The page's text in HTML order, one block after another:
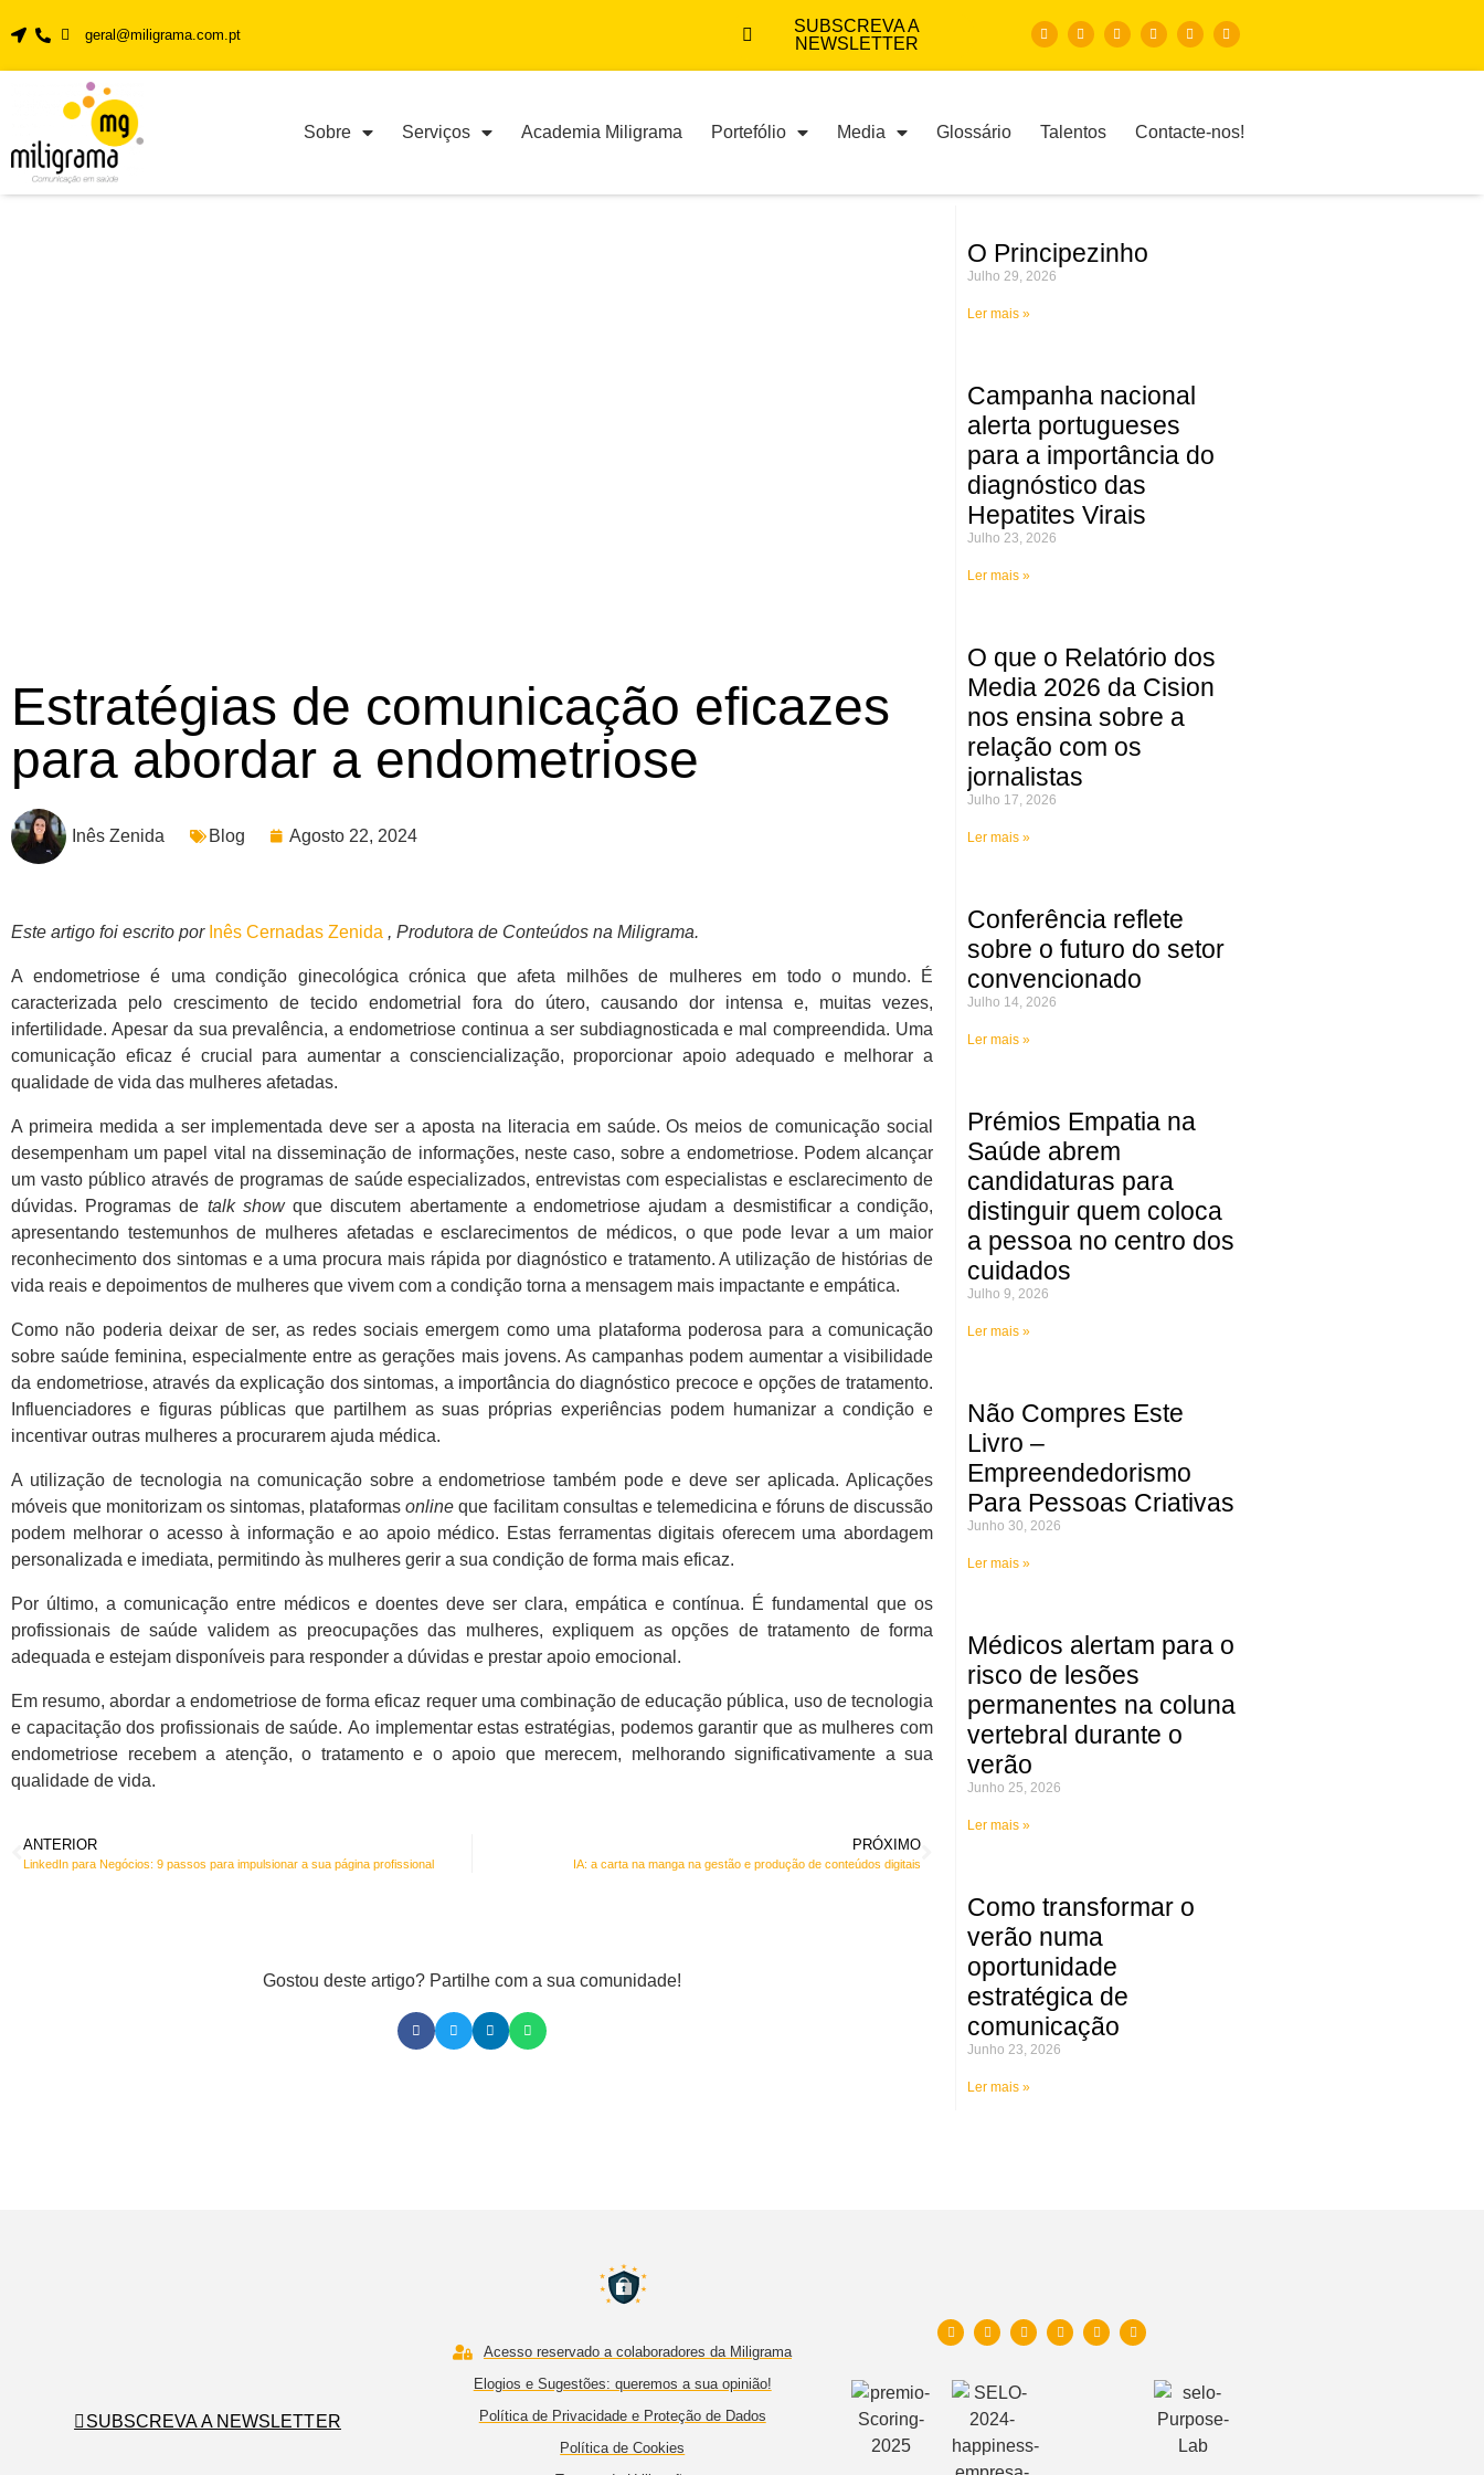
geral@miligrama.com.pt
SUBSCREVA A
NEWSLETTER
Sobre Serviços Academia Miligrama Portefólio Media Glossário Talentos Contacte-nos!
Estratégias de comunicação eficazes
para abordar a endometriose
Inês Zenida Blog Agosto 22, 2024
Este artigo foi escrito por Inês Cernadas Zenida , Produtora de Conteúdos na Miligrama.
A endometriose é uma condição ginecológica crónica que afeta milhões de mulheres em todo o mundo. É
caracterizada pelo crescimento de tecido endometrial fora do útero, causando dor intensa e, muitas vezes,
infertilidade. Apesar da sua prevalência, a endometriose continua a ser subdiagnosticada e mal compreendida. Uma
comunicação eficaz é crucial para aumentar a consciencialização, proporcionar apoio adequado e melhorar a
qualidade de vida das mulheres afetadas.
A primeira medida a ser implementada deve ser a aposta na literacia em saúde.Os meios de comunicação social
desempenham um papel vital na disseminação de informações, neste caso, sobre a endometriose. Podem alcançar
um vasto público através de programas de saúde especializados, entrevistas com especialistas e esclarecimento de
dúvidas. Programas de talk showque discutem abertamente a endometriose ajudam a desmistificar a condição,
apresentando testemunhos de mulheres afetadas e esclarecimentos de médicos, o que pode levar a um maior
reconhecimento dos sintomas e a uma procura mais rápida por diagnóstico e tratamento. A utilização de histórias de
vida reais e depoimentos de mulheres que vivem com a condição torna a mensagem mais impactante e empática.
Como não poderia deixar de ser, as redes sociais emergem como uma plataforma poderosa para a comunicação
sobre saúde feminina, especialmente entre as gerações mais jovens. As campanhas podem aumentar a visibilidade
da endometriose, através da explicação dos sintomas, a importância do diagnóstico precoce e opções de tratamento.
Influenciadores e figuras públicas que partilhem as suas próprias experiências podem humanizar a condição e
incentivar outras mulheres a procurarem ajuda médica.
A utilização de tecnologia na comunicação sobre a endometriose também pode e deve ser aplicada. Aplicações
móveis que monitorizam os sintomas, plataformasonline que facilitam consultas e telemedicina e fóruns de discussão
podem melhorar o acesso à informação e ao apoio médico. Estas ferramentas digitais oferecem uma abordagem
personalizada e imediata, permitindo às mulheres gerir a sua condição de forma mais eficaz.
Por último, a comunicação entre médicos e doentes deve ser clara, empática e contínua. É fundamental que os
profissionais de saúde validem as preocupações das mulheres, expliquem as opções de tratamento de forma
adequada e estejam disponíveis para responder a dúvidas e prestar apoio emocional.
Em resumo,abordar a endometriose de forma eficaz requer uma combinação de educação pública, uso de tecnologia
e capacitação dos profissionais de saúde. Ao implementar estas estratégias, podemos garantir que as mulheres com
endometriose recebem a atenção, o tratamento e o apoio que merecem, melhorando significativamente a sua
qualidade de vida.
ANTERIOR
LinkedIn para Negócios: 9 passos para impulsionar a sua página profissional
PRÓXIMO
IA: a carta na manga na gestão e produção de conteúdos digitais
Gostou deste artigo? Partilhe com a sua comunidade!
O Principezinho
Julho 29, 2026
Ler mais »
Campanha nacional
alerta portugueses
para a importância do
diagnóstico das
Hepatites Virais
Julho 23, 2026
Ler mais »
O que o Relatório dos
Media 2026 da Cision
nos ensina sobre a
relação com os
jornalistas
Julho 17, 2026
Ler mais »
Conferência reflete
sobre o futuro do setor
convencionado
Julho 14, 2026
Ler mais »
Prémios Empatia na
Saúde abrem
candidaturas para
distinguir quem coloca
a pessoa no centro dos
cuidados
Julho 9, 2026
Ler mais »
Não Compres Este
Livro –
Empreendedorismo
Para Pessoas Criativas
Junho 30, 2026
Ler mais »
Médicos alertam para o
risco de lesões
permanentes na coluna
vertebral durante o
verão
Junho 25, 2026
Ler mais »
Como transformar o
verão numa
oportunidade
estratégica de
comunicação
Junho 23, 2026
Ler mais »
SUBSCREVA A NEWSLETTER
Acesso reservado a colaboradores da Miligrama
Elogios e Sugestões: queremos a sua opinião!
Política de Privacidade e Proteção de Dados
Política de Cookies